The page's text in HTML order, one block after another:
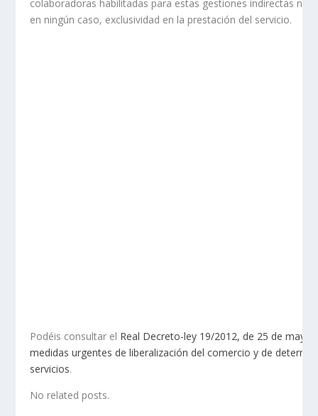
colaboradoras habilitadas para estas gestiones indirectas no
en ningún caso, exclusividad en la prestación del servicio.
Podéis consultar el Real Decreto-ley 19/2012, de 25 de mayo,
medidas urgentes de liberalización del comercio y de
servicios.
No related posts.